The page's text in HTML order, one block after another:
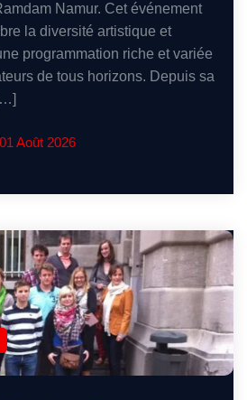
Namur. Cet événement
la diversité artistique et
programmation riche et variée
de tous horizons. Depuis sa
01 Août 2026